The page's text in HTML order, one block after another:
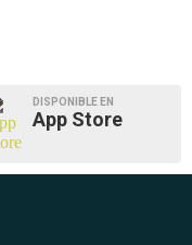
DISPONIBLE EN
App Store